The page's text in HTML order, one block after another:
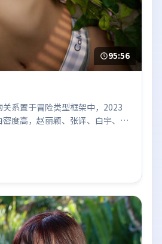
95:56
系置于冒险类型框架中，2023
度高，赵丽颖、张译、白宇、朱
值得关注；整体气质偏韩国都市